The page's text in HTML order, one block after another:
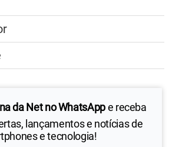
da Net no WhatsAppe receba
lançamentos e notícias de
e tecnologia!